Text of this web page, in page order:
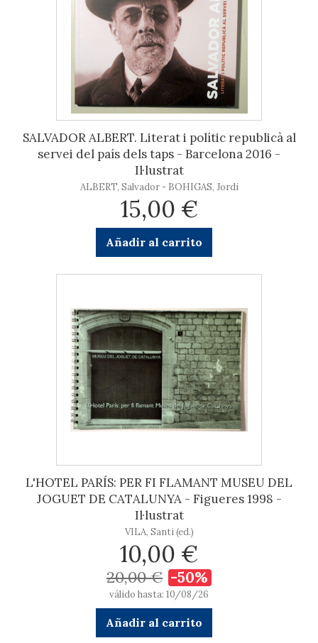
SALVADOR ALBERT. Literat i polític republicà al
servei del país dels taps - Barcelona 2016 -
Il·lustrat
ALBERT, Salvador - BOHIGAS, Jordi
15,00 €
Añadir al carrito
L'HOTEL PARÍS: PER FI FLAMANT MUSEU DEL
JOGUET DE CATALUNYA - Figueres 1998 -
Il·lustrat
VILA, Santi (ed.)
10,00 €
20,00 € -50%
válido hasta: 10/08/26
Añadir al carrito